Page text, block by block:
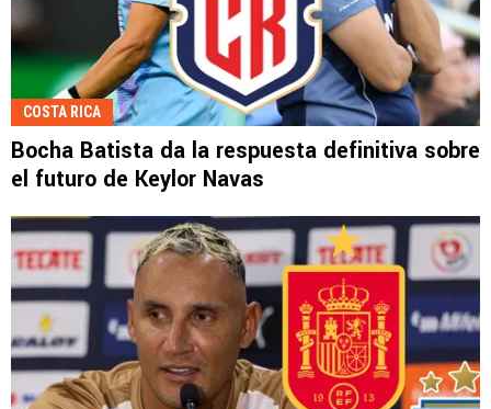
COSTA RICA
Bocha Batista da la respuesta definitiva sobre
el futuro de Keylor Navas